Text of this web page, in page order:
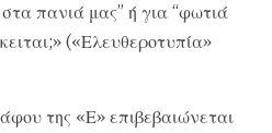
πανιά μας” ή για “φωτιά
(«Ελευθεροτυπία»
της «Ε» επιβεβαιώνεται